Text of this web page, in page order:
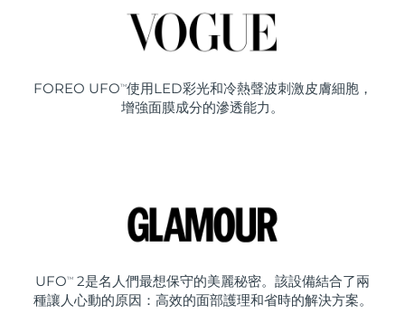
FOREO UFO TM使用LED彩光和冷熱聲波刺激皮膚細胞，
增強面膜成分的滲透能力。
UFO TM
2是名人們最想保守的美麗秘密。該設備結合了兩
種讓人心動的原因：高效的面部護理和省時的解決方案。